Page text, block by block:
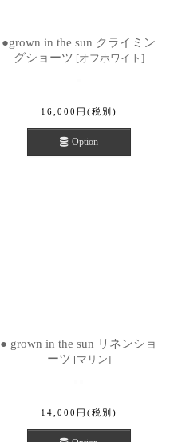
●grown in the sun クライミン
グショーツ [オフホワイト ]
16,000 円 (税別)
Option
● grown in the sun リネンショ
ーツ [マリン]
14,000 円 (税別)